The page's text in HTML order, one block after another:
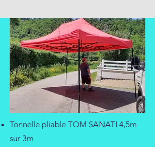
Tonnelle pliable TOM SANATI 4,5m
sur 3m